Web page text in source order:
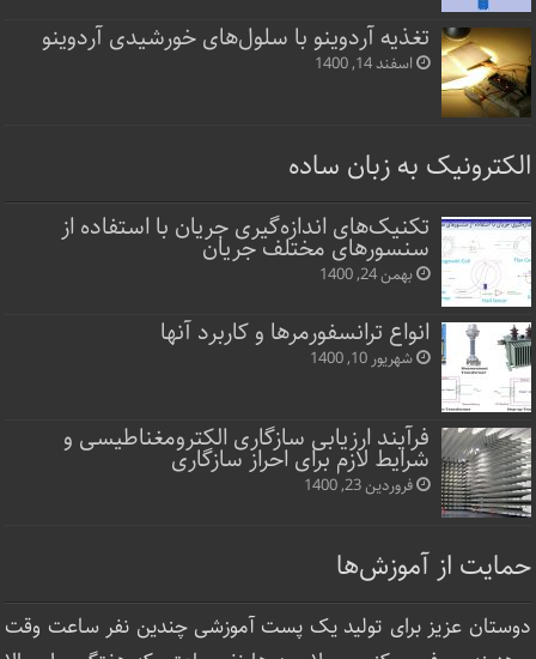
تغذیه آردوینو با سلول‌های خورشیدی آردوینو
اسفند 14, 1400
الکترونیک به زبان ساده
تکنیک‌های اندازه‌گیری جریان با استفاده از
سنسورهای مختلف جریان
بهمن 24, 1400
انواع ترانسفورمرها و کاربرد آنها
شهریور 10, 1400
فرآیند ارزیابی سازگاری الکترومغناطیسی و
شرایط لازم برای احراز سازگاری
فروردین 23, 1400
حمایت از آموزش‌ها
دوستان عزیز برای تولید یک پست آموزشی چندین نفر ساعت‌ وقت